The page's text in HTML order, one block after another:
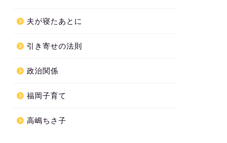
夫が寝たあとに
引き寄せの法則
政治関係
福岡子育て
高嶋ちさ子